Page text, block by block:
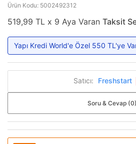
Ürün Kodu: 5002492312
519,99 TL x 9 Aya Varan Taksit
Yapı Kredi World'e Özel 550 TL'ye
Satıcı: Freshstart
Soru & Cevap (0)